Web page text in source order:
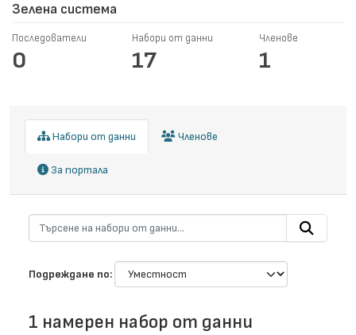
Зелена система
Последователи
0
Набори от данни
17
Членове
1
Набори от данни Членове
За портала
Подреждане по
1 намерен набор от данни